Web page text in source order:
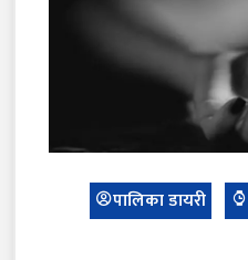
पालिका डायरी